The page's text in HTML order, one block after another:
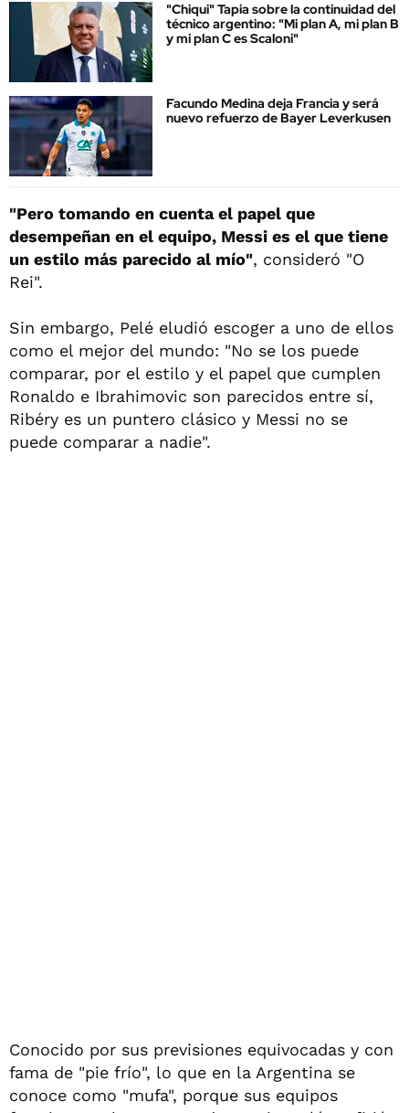
"Chiqui" Tapia sobre la continuidad del
técnico argentino: "Mi plan A, mi plan B
y mi plan C es Scaloni"
Facundo Medina deja Francia y será
nuevo refuerzo de Bayer Leverkusen
"Pero tomando en cuenta el papel que
desempeñan en el equipo, Messi es el que tiene
un estilo más parecido al mío", consideró "O
Rei".
Sin embargo, Pelé eludió escoger a uno de ellos
como el mejor del mundo: "No se los puede
comparar, por el estilo y el papel que cumplen
Ronaldo e Ibrahimovic son parecidos entre sí,
Ribéry es un puntero clásico y Messi no se
puede comparar a nadie".
Conocido por sus previsiones equivocadas y con
fama de "pie frío", lo que en la Argentina se
conoce como "mufa", porque sus equipos